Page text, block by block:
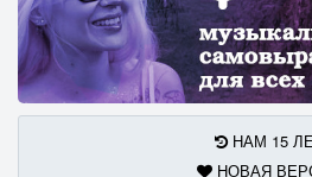
НАМ 15
НОВАЯ